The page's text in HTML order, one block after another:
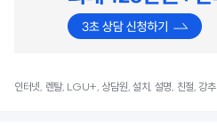
인터넷, 렌탈, LGU+, 상담원, 설치, 설명, 친절, 강추